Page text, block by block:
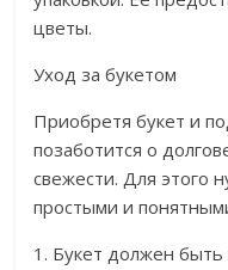
цветы.
Уход за букетом
Приобретя букет и
позаботится о
свежести. Для этого
простыми и
1. Букет должен быть